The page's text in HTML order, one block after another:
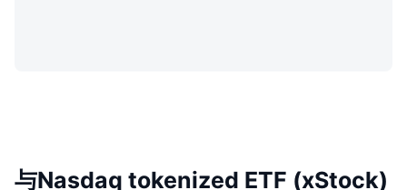
与Nasdaq tokenized ETF (xStock)